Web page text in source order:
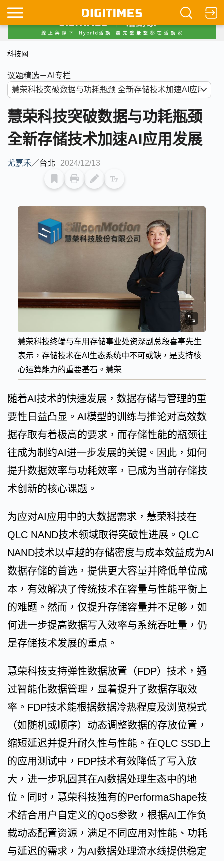
科技网
议题精选－AI专栏
慧荣科技突破数据与功耗瓶颈
全新存储技术加速AI应用发展
尤嘉禾／台北 2024/12/13
慧荣科技终端与车用存储事业处资深副总段喜亭先生
表示，存储技术在AI生态系统中不可或缺，是支持核
心运算能力的重要基石。慧荣
随着AI技术的快速发展，数据存储与管理的重
要性日益凸显。AI模型的训练与推论对高效数
据存取有着极高的要求，而存储性能的瓶颈往
往成为制约AI进一步发展的关键。因此，如何
提升数据效率与功耗效率，已成为当前存储技
术创新的核心课题。
为应对AI应用中的大数据需求，慧荣科技在
QLC NAND技术领域取得突破性进展。QLC
NAND技术以卓越的存储密度与成本效益成为AI
数据存储的首选，提供更大容量并降低单位成
本，有效解决了传统技术在容量与性能平衡上
的难题。然而，仅提升存储容量并不足够，如
何进一步提高数据写入效率与系统吞吐量，仍
是存储技术发展的重点。
慧荣科技支持弹性数据放置（FDP）技术，通
过智能化数据管理，显着提升了数据存取效
率。FDP技术能根据数据冷热程度及浏览模式
（如随机或顺序）动态调整数据的存放位置，
缩短延迟并提升耐久性与性能。在QLC SSD上
的应用测试中，FDP技术有效降低了写入放
大，进一步巩固其在AI数据处理生态中的地
位。同时，慧荣科技独有的PerformaShape技
术结合用户自定义的QoS参数，根据AI工作负
载动态配置资源，满足不同应用对性能、功耗
与延迟的需求，为AI数据处理流水线提供稳定